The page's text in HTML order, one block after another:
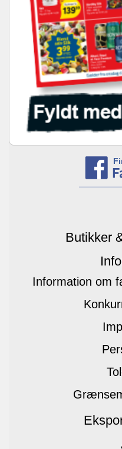
Butikker
Information om